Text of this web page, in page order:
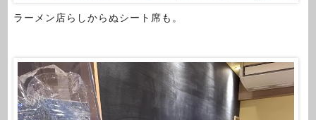
ラーメン店らしからぬシート席も。